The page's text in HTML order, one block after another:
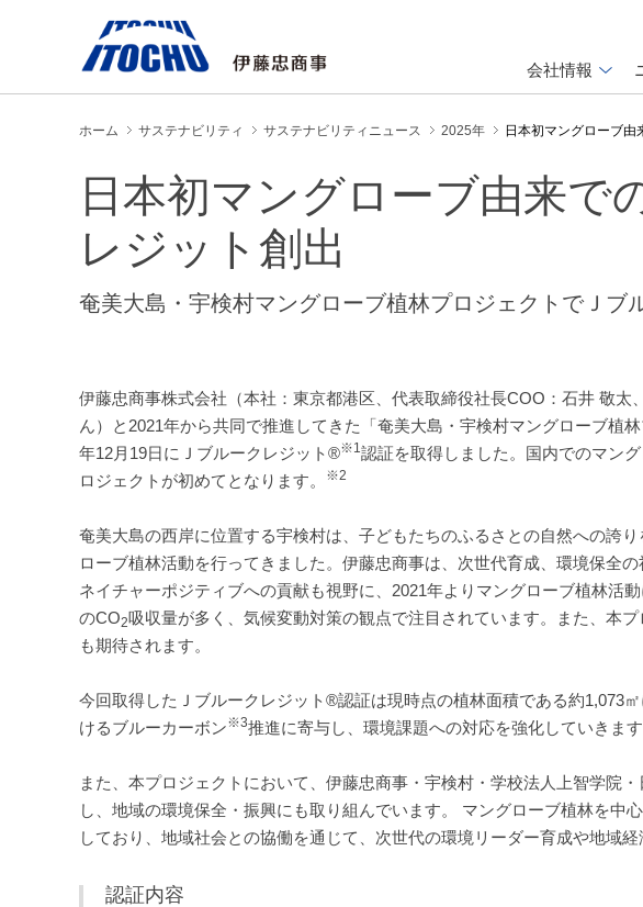
会社情報
ホーム サステナビリティ サステナビリティニュース 2025年 日本初マングローブ由
日本初マングローブ由来で
レジット創出
奄美大島・宇検村マングローブ植林プロジェクトでＪブ
伊藤忠商事株式会社（本社：東京都港区、代表取締役社長COO：石井 敬
ん）と2021年から共同で推進してきた「奄美大島・宇検村マングローブ植
年12月19日にＪブルークレジット®※1認証を取得しました。国内でのマン
ロジェクトが初めてとなります。
※2
奄美大島の西岸に位置する宇検村は、子どもたちのふるさとの自然への誇
ローブ植林活動を行ってきました。伊藤忠商事は、次世代育成、環境保全
ネイチャーポジティブへの貢献も視野に、2021年よりマングローブ植林活
のCO2吸収量が多く、気候変動対策の観点で注目されています。また、本
も期待されます。
今回取得したＪブルークレジット®認証は現時点の植林面積である約1,073
けるブルーカーボン※3推進に寄与し、環境課題への対応を強化していきます
また、本プロジェクトにおいて、伊藤忠商事・宇検村・学校法人上智学院
し、地域の環境保全・振興にも取り組んでいます。 マングローブ植林を中
しており、地域社会との協働を通じて、次世代の環境リーダー育成や地域経
認証内容